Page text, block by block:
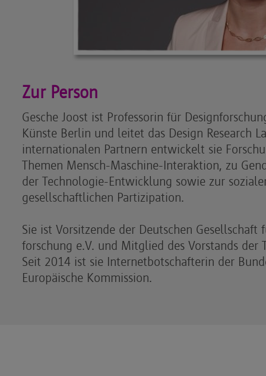
Zur Person
Gesche Joost ist Professorin für
Künste Berlin und leitet das Design Research
internationalen Partnern entwickelt sie
Themen Mensch-Maschine-Interaktion, zu
der Technologie-Entwicklung sowie zur
gesellschaftlichen Partizipation.
Sie ist Vorsitzende der Deutschen
forschung e.V. und Mitglied des Vorstands der
Seit 2014 ist sie Internetbotschafterin der
Europäische Kommission.